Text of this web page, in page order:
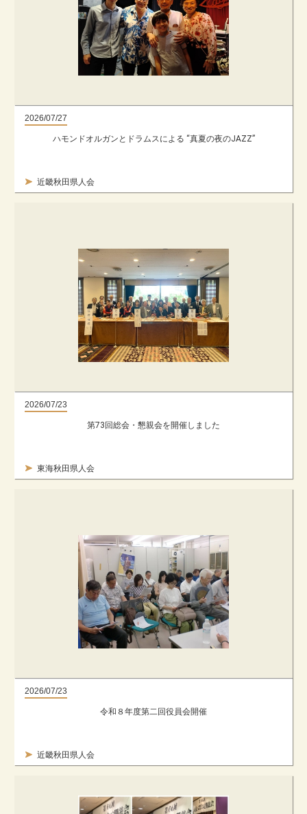
2026/07/27
近畿秋田県人会
ハモンドオルガンとドラムスによる “真夏の夜のJAZZ”
2026/07/23
東海秋田県人会
第73回総会・懇親会を開催しました
2026/07/23
近畿秋田県人会
令和８年度第二回役員会開催